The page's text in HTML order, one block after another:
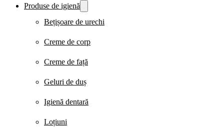
Produse de igienă
Bețișoare de urechi
Creme de corp
Creme de față
Geluri de duș
Igienă dentară
Loțiuni